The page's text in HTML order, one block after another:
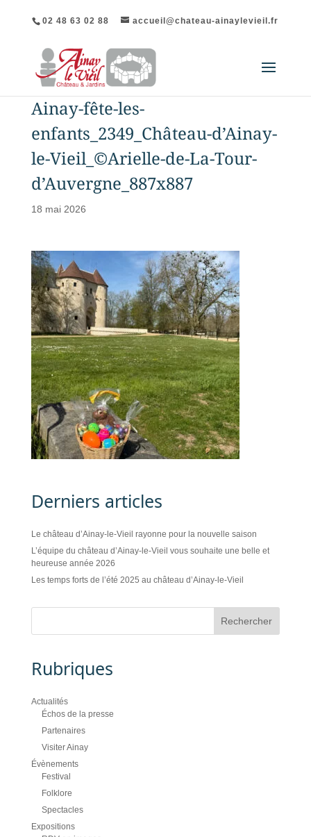
02 48 63 02 88 accueil@chateau-ainaylevieil.fr
Ainay-fête-les-
enfants_2349_Château-d’Ainay-
le-Vieil_©Arielle-de-La-Tour-
d’Auvergne_887x887
18 mai 2026
Derniers articles
Le château d’Ainay-le-Vieil rayonne pour la nouvelle saison
L’équipe du château d’Ainay-le-Vieil vous souhaite une belle et
heureuse année 2026
Les temps forts de l’été 2025 au château d’Ainay-le-Vieil
Rubriques
Actualités
Échos de la presse
Partenaires
Visiter Ainay
Évènements
Festival
Folklore
Spectacles
Expositions